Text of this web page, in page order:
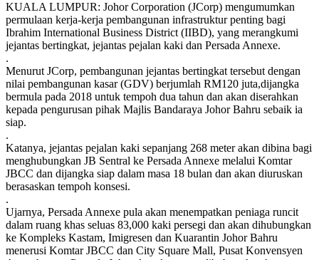
KUALA LUMPUR: Johor Corporation (JCorp) mengumumkan
permulaan kerja-kerja pembangunan infrastruktur penting bagi
Ibrahim International Business District (IIBD), yang merangkumi
jejantas bertingkat, jejantas pejalan kaki dan Persada Annexe.
.
Menurut JCorp, pembangunan jejantas bertingkat tersebut dengan
nilai pembangunan kasar (GDV) berjumlah RM120 juta,dijangka
bermula pada 2018 untuk tempoh dua tahun dan akan diserahkan
kepada pengurusan pihak Majlis Bandaraya Johor Bahru sebaik ia
siap.
.
Katanya, jejantas pejalan kaki sepanjang 268 meter akan dibina bagi
menghubungkan JB Sentral ke Persada Annexe melalui Komtar
JBCC dan dijangka siap dalam masa 18 bulan dan akan diuruskan
berasaskan tempoh konsesi.
.
Ujarnya, Persada Annexe pula akan menempatkan peniaga runcit
dalam ruang khas seluas 83,000 kaki persegi dan akan dihubungkan
ke Kompleks Kastam, Imigresen dan Kuarantin Johor Bahru
menerusi Komtar JBCC dan City Square Mall, Pusat Konvensyen